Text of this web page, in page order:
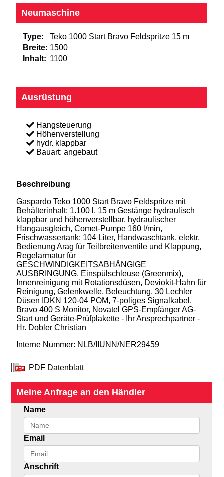
Neumaschine
Type:
Teko 1000 Start Bravo Feldspritze 15 m
Breite: 1500
Inhalt: 1100
Ausrüstung
Hangsteuerung
Höhenverstellung
hydr. klappbar
Bauart: angebaut
Beschreibung
Gaspardo Teko 1000 Start Bravo Feldspritze mit
Behälterinhalt: 1.100 l, 15 m Gestänge hydraulisch
klappbar und höhenverstellbar, hydraulischer
Hangausgleich, Comet-Pumpe 160 l/min,
Frischwassertank: 104 Liter, Handwaschtank, elektr.
Bedienung Arag für Teilbreitenventile und Klappung,
Regelarmatur für
GESCHWINDIGKEITSABHÄNGIGE
AUSBRINGUNG, Einspülschleuse (Greenmix),
Innenreinigung mit Rotationsdüsen, Deviokit-Hahn für
Reinigung, Gelenkwelle, Beleuchtung, 30 Lechler
Düsen IDKN 120-04 POM, 7-poliges Signalkabel,
Bravo 400 S Monitor, Novatel GPS-Empfänger AG-
Start und Geräte-Prüfplakette - Ihr Ansprechpartner -
Hr. Dobler Christian
Interne Nummer: NLB/IIUNN/NER29459
PDF Datenblatt
Meine Anfrage an den Händler
Name
Email
Anschrift